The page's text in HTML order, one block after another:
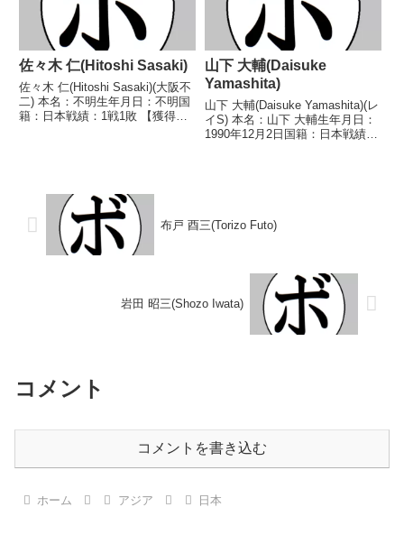
佐々木 仁(Hitoshi Sasaki)
佐々木 仁(Hitoshi Sasaki)(大阪不
二) 本名：不明生年月日：不明国
籍：日本戦績：1戦1敗 【獲得タ
山下 大輔(Daisuke
Yamashita)
山下 大輔(Daisuke Yamashita)(レ
イS) 本名：山下 大輔生年月日：
1990年12月2日国籍：日本戦績：
布戸 酉三(Torizo Futo)
岩田 昭三(Shozo Iwata)
コメント
コメントを書き込む
ホーム アジア 日本